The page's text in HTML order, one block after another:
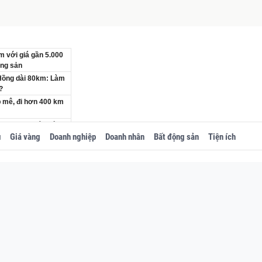
với giá gần 5.000
sản
dài 80km: Làm
mê, đi hơn 400 km
Việt Nam, được ví
Giá vàng Doanh nghiệp Doanh nhân Bất động sản Tiện ích